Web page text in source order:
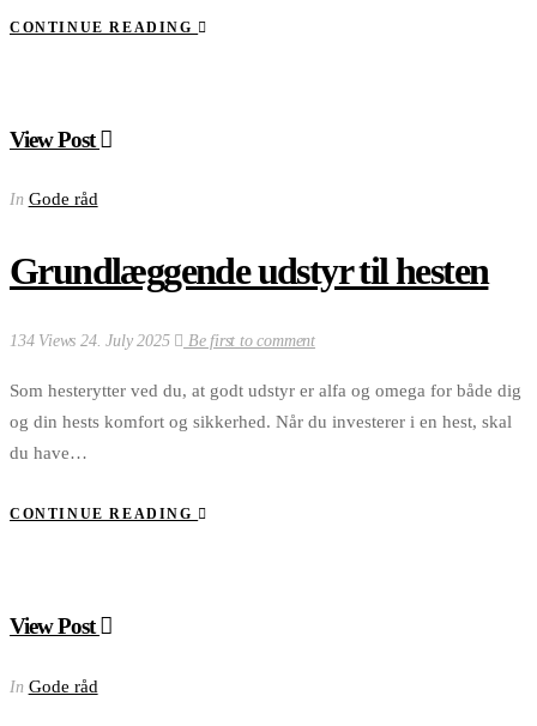
CONTINUE READING
View Post
In Gode råd
Grundlæggende udstyr til hesten
134 Views 24. July 2025 Be first to comment
Som hesterytter ved du, at godt udstyr er alfa og omega for både dig
og din hests komfort og sikkerhed. Når du investerer i en hest, skal
du have…
CONTINUE READING
View Post
In Gode råd